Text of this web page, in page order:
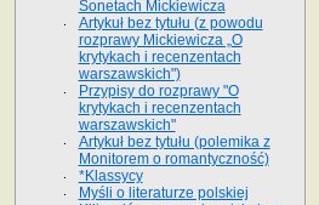
Sonetach Mickiewicza
Artykuł bez tytułu (z powodu
rozprawy Mickiewicza „O
krytykach i recenzentach
warszawskich")
Przypisy do rozprawy "O
krytykach i recenzentach
warszawskich"
Artykuł bez tytułu (polemika z
Monitorem o romantyczność)
*Klassycy
Myśli o literaturze polskiej